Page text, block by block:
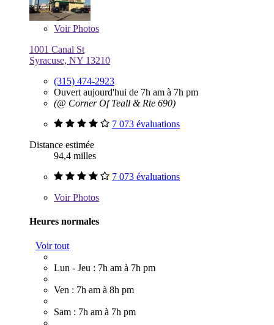
VoirPhotos
1001 Canal St
Syracuse, NY 13210
(315) 474-2923
Ouvert aujourd'hui de 7h am à 7h pm
(@ Corner Of Teall & Rte 690)
7 073 évaluations
Distance estimée
94,4 milles
7 073 évaluations
VoirPhotos
Heures normales
Voir tout
Lun - Jeu : 7h am à 7h pm
Ven : 7h am à 8h pm
Sam : 7h am à 7h pm